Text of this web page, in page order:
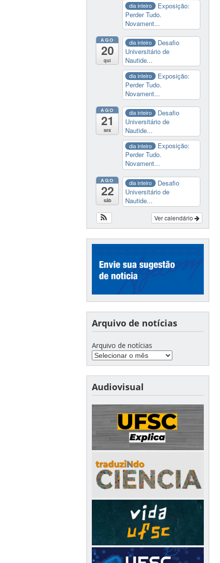
dia inteiro
Exposição:
Perder Tudo.
Novament...
AGO
20
qui
dia inteiro
Desafio
Universitário de
Nautide...
dia inteiro
Exposição:
Perder Tudo.
Novament...
AGO
21
sex
dia inteiro
Desafio
Universitário de
Nautide...
dia inteiro
Exposição:
Perder Tudo.
Novament...
AGO
22
sáb
dia inteiro
Desafio
Universitário de
Nautide...
Ver calendário
Arquivo de notícias
Arquivo de notícias
Audiovisual